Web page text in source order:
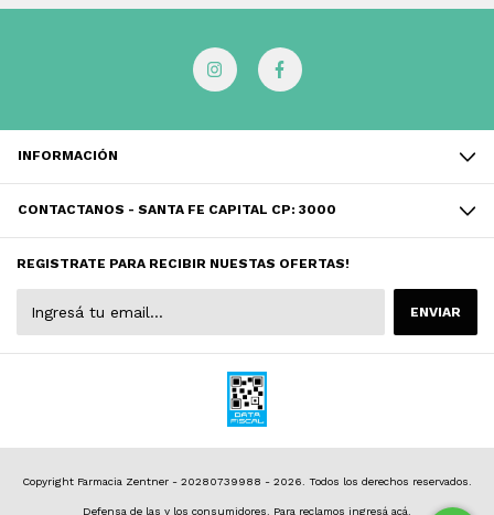
INFORMACIÓN
CONTACTANOS - SANTA FE CAPITAL CP: 3000
REGISTRATE PARA RECIBIR NUESTAS OFERTAS!
Copyright Farmacia Zentner - 20280739988 - 2026. Todos los derechos reservados.
Defensa de las y los consumidores. Para reclamos ingresá acá.